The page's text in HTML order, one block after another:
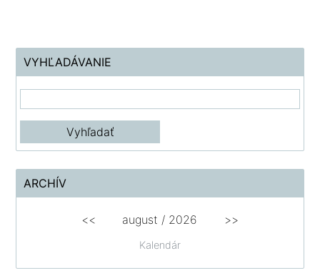
VYHĽADÁVANIE
ARCHÍV
Kalendár
<< august / 2026 >>